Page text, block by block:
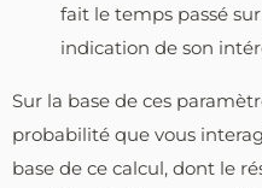
fait le temps passé
indication de son
Sur la base de ces
probabilité que vous
base de ce calcul, dont le